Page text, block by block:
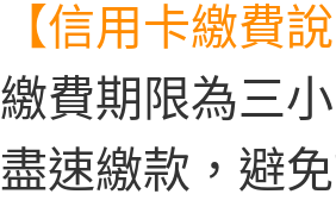
【信用卡繳費
繳費期限為三
盡速繳款，避